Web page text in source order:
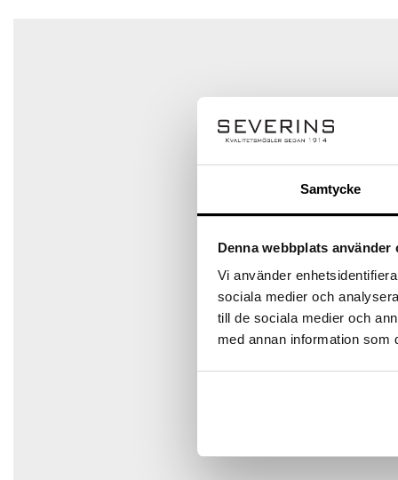
Samtycke
Denna webbplats använder
Vi använder
sociala medier och
till de sociala medier och
med annan information som
Spara mitt namn, min e-postadress och webbplats i